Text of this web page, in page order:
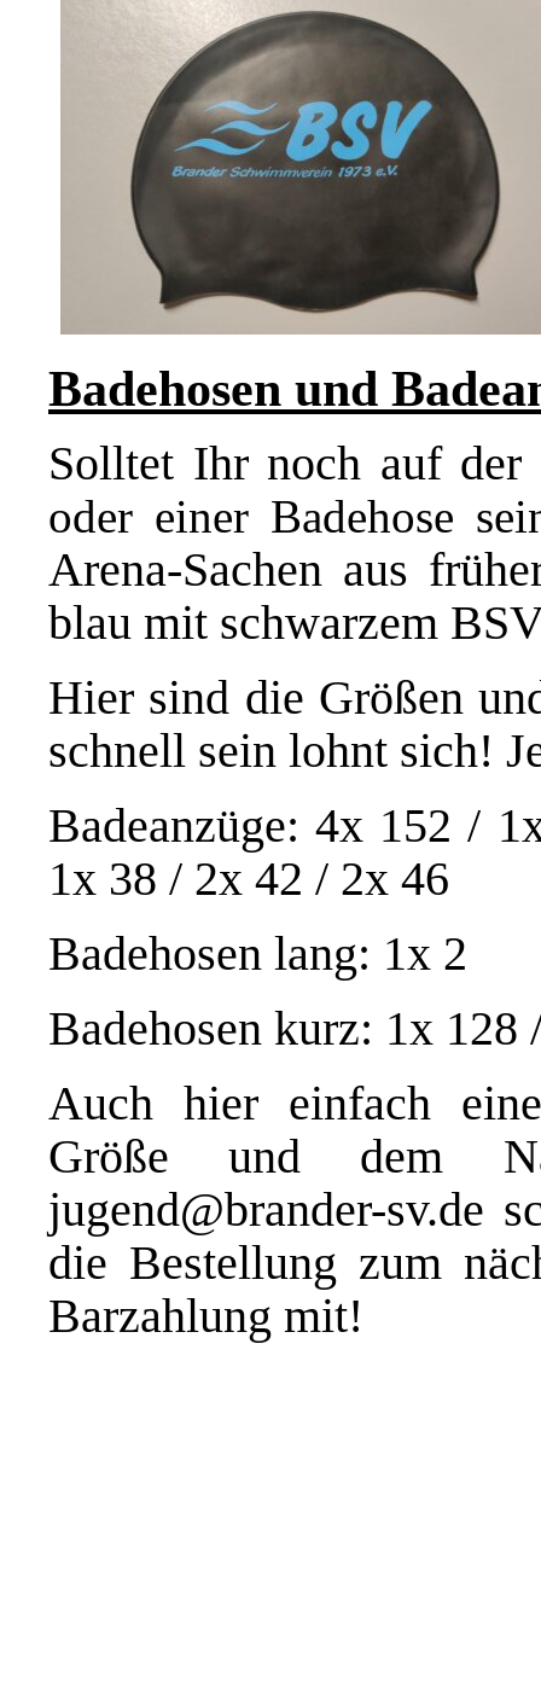
Badehosen und
Solltet Ihr noch auf der
oder einer Badehose
Arena-Sachen aus
blau mit schwarzem
Hier sind die Größen
schnell sein lohnt sich!
Badeanzüge: 4x 152 /
1x 38 / 2x 42 / 2x 46
Badehosen lang: 1x 2
Badehosen kurz: 1x
Auch hier einfach
Größe und dem
jugend@brander-sv.de
die Bestellung zum
Barzahlung mit!